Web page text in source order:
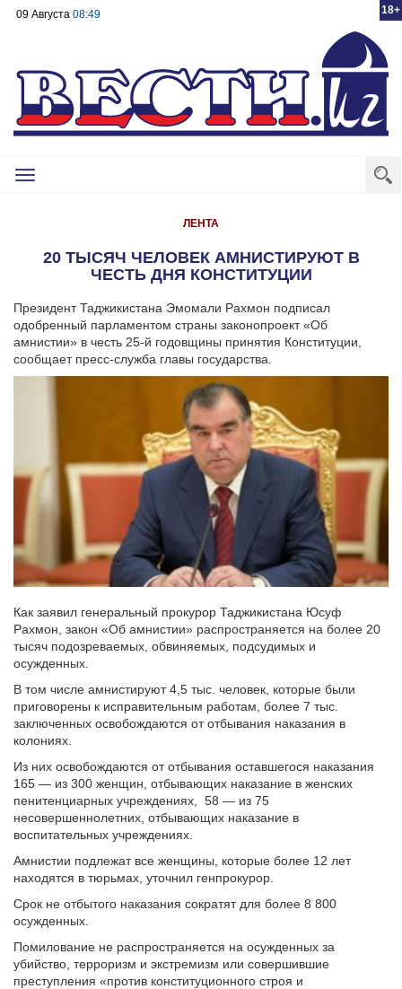
18+
09 Августа 08:49
Toggle
ЛЕНТА
20 ТЫСЯЧ ЧЕЛОВЕК АМНИСТИРУЮТ В
ЧЕСТЬ ДНЯ КОНСТИТУЦИИ
Президент Таджикистана Эмомали Рахмон подписал
одобренный парламентом страны законопроект «Об
амнистии» в честь 25-й годовщины принятия Конституции,
сообщает пресс-служба главы государства.
Как заявил генеральный прокурор Таджикистана Юсуф
Рахмон, закон «Об амнистии» распространяется на более 20
тысяч подозреваемых, обвиняемых, подсудимых и
осужденных.
В том числе амнистируют 4,5 тыс. человек, которые были
приговорены к исправительным работам, более 7 тыс.
заключенных освобождаются от отбывания наказания в
колониях.
Из них освобождаются от отбывания оставшегося наказания
165 — из 300 женщин, отбывающих наказание в женских
пенитенциарных учреждениях, 58 — из 75
несовершеннолетних, отбывающих наказание в
воспитательных учреждениях.
Амнистии подлежат все женщины, которые более 12 лет
находятся в тюрьмах, уточнил генпрокурор.
Срок не отбытого наказания сократят для более 8 800
осужденных.
Помилование не распространяется на осужденных за
убийство, терроризм и экстремизм или совершившие
преступления «против конституционного строя и